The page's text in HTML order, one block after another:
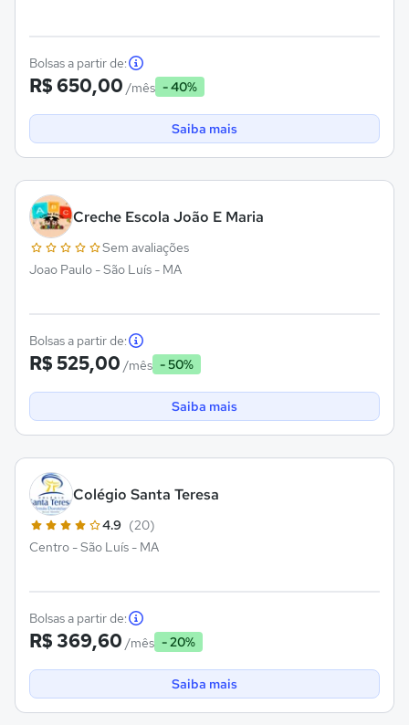
Bolsas a partir de:
R$ 650,00 /mês - 40%
Saiba mais
Creche Escola João E Maria
Sem avaliações
Joao Paulo - São Luís - MA
Bolsas a partir de:
R$ 525,00 /mês - 50%
Saiba mais
Colégio Santa Teresa
4.9 (20)
Centro - São Luís - MA
Bolsas a partir de:
R$ 369,60 /mês - 20%
Saiba mais